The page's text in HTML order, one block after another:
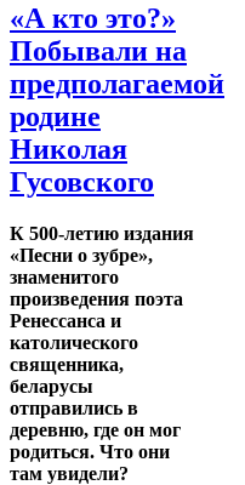
«А кто это?»
Побывали на
предполагаемой
родине
Николая
Гусовского
К 500-летию издания
«Песни о зубре»,
знаменитого
произведения поэта
Ренессанса и
католического
священника,
беларусы
отправились в
деревню, где он мог
родиться. Что они
там увидели?